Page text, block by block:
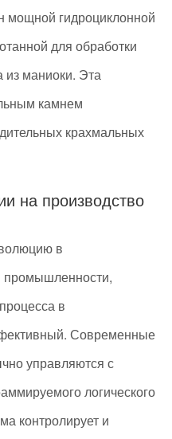
мощной гидроциклонной
для обработки
из маниоки. Эта
камнем
крахмальных
на производство
в
в
Современные
управляются с
логического
контролирует и